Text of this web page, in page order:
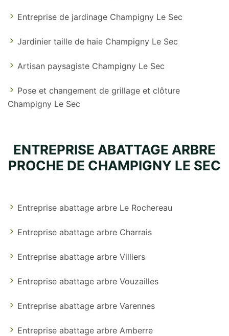
Entreprise de jardinage Champigny Le Sec
Jardinier taille de haie Champigny Le Sec
Artisan paysagiste Champigny Le Sec
Pose et changement de grillage et clôture
Champigny Le Sec
ENTREPRISE ABATTAGE ARBRE
PROCHE DE CHAMPIGNY LE SEC
Entreprise abattage arbre Le Rochereau
Entreprise abattage arbre Charrais
Entreprise abattage arbre Villiers
Entreprise abattage arbre Vouzailles
Entreprise abattage arbre Varennes
Entreprise abattage arbre Amberre